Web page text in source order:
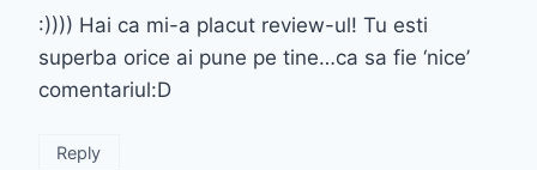
:)))) Hai ca mi-a placut review-ul! Tu esti
superba orice ai pune pe tine…ca sa fie ‘nice’
comentariul:D
Reply